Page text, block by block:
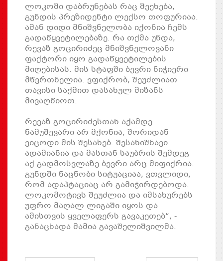
ლოკოში დაბრუნებას რაც შეეხება,
გუნდის პრეზიდენტი ლექსო თოფურიაა.
ამან დიდი მნიშვნელობა იქონია ჩემს
გადაწყვეტილებაზე. რა თქმა უნდა,
რევაზ გოცირიძეც მნიშვნელოვანი
ფაქტორი იყო გადაწყვეტილების
მიღებისას. მის სტაფში ბევრი ნიჭიერი
მწვრთნელია. ვფიქრობ, შეუძლიათ
თავისი საქმით დასახულ მიზანს
მივაღწიოთ.
რევაზ გოცირიძესთან აქამდე
ნამუშევარი არ მქონია, შორიდან
ვიცოდი მის შესახებ. შესანიშნავი
ადამიანია და მასთან საუბრის შემდეგ
აქ გადმოსვლაზე ბევრი არც მიფიქრია.
გუნდში ნაცნობი სიტუაციაა, ვთვლიდი,
რომ ადაპტაციაც არ გამიჭირდებოდა.
ლოკომოტივს შეუძლია და იმსახურებს
უფრო მაღალ ლიგაში იყოს და
ამისთვის ყველაფერს გავაკეთებ“, -
განაცხადა მამია გავაშელიშვილმა.